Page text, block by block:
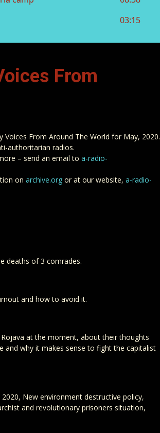
From
From Around The World for May, 2020.
authoritarian radios.
– send an email to a-radio-
on archive.org or at our website, a-radio-
deaths of 3 comrades.
and how to avoid it.
at the moment, about their thoughts
and why it makes sense to fight the capitalist
New environment destructive policy,
and revolutionary prisoners situation,